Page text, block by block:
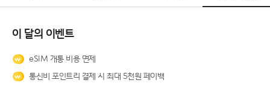
이 달의 이벤트
eSIM 개통 비용 면제
통신비 포인트리 결제 시 최대 5천원 페이백